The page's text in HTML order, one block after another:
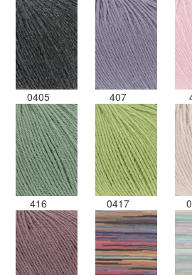
0405 407
416 0417